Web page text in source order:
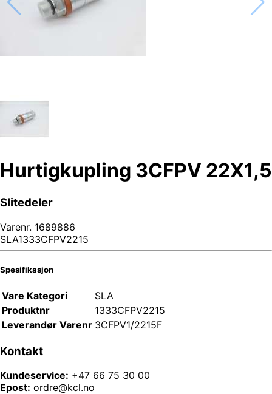
Hurtigkupling 3CFPV 22X1,5
Slitedeler
Varenr. 1689886
SLA1333CFPV2215
Spesifikasjon
Vare Kategori
SLA
Produktnr
1333CFPV2215
Leverandør Varenr 3CFPV1/2215F
Kontakt
Kundeservice: +47 66 75 30 00
Epost: ordre@kcl.no